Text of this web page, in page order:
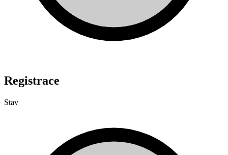
Registrace
Stav